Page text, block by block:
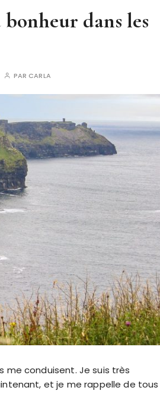
dans les
PAR CARLA
me conduisent. Je suis très
et je me rappelle de tous